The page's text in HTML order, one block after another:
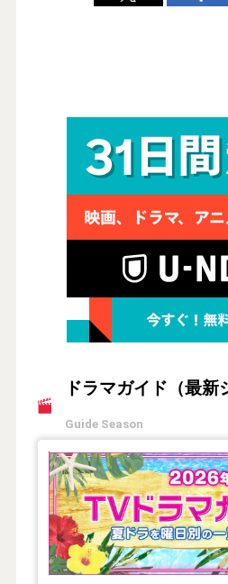
ドラマガイド（最新
Guide Season
【2026年夏】TVドラマ